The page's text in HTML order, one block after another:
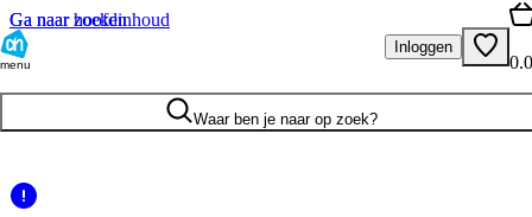
Ga naar hoofdinhoud
Ga naar zoeken
menu
Inloggen
Waar ben je naar op zoek?